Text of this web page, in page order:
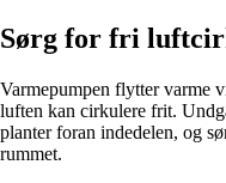
Sørg for fri
Varmepumpen flytter varme
luften kan cirkulere frit.
planter foran indedelen, og
rummet.